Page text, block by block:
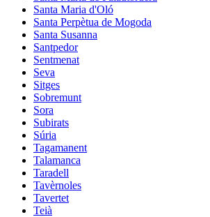
Santa Maria d'Oló
Santa Perpètua de Mogoda
Santa Susanna
Santpedor
Sentmenat
Seva
Sitges
Sobremunt
Sora
Subirats
Súria
Tagamanent
Talamanca
Taradell
Tavèrnoles
Tavertet
Teià